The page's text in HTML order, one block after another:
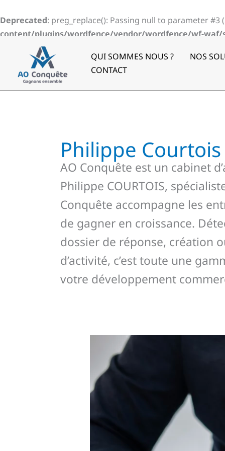
Deprecated: preg_replace(): Passing null to parameter
content/plugins/wordfence/vendor/wordfence/wf-
au
contenu
QUI SOMMES NOUS ?
NOS
CONTACT
Philippe Courtois
AO Conquête est un cabinet
Philippe COURTOIS,
Conquête accompagne les
de gagner en croissance.
dossier de réponse, création
d’activité, c’est toute une
votre développement
UniHA
quel
pour